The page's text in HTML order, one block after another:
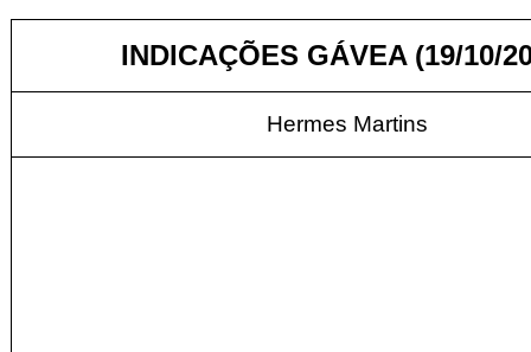
INDICAÇÕES GÁVEA (19/10/
Hermes Martins